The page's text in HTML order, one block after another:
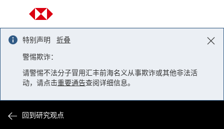
特别声明 折叠
警惕欺诈：
请警惕不法分子冒用汇丰前海名义从事欺诈或其他非法活
动，请点击重要通告查阅详细信息。
回到研究观点